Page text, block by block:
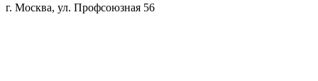
г. Москва, ул. Профсоюзная 56